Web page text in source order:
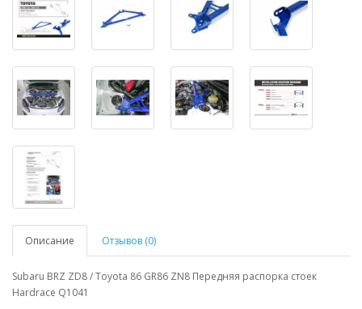
Описание Отзывов (0)
Subaru BRZ ZD8 / Toyota 86 GR86 ZN8 Передняя распорка стоек
Hardrace Q1041